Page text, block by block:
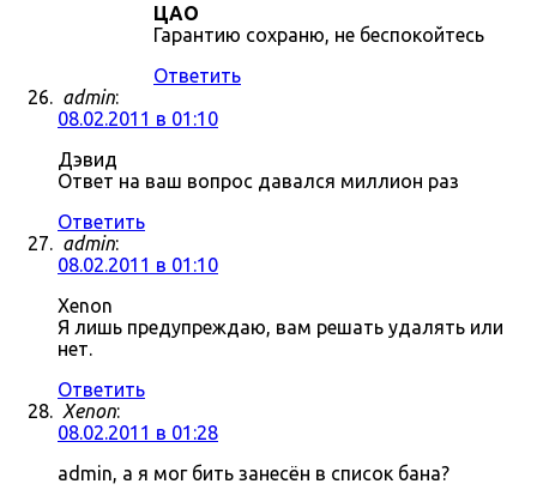
ЦАО
Гарантию сохраню, не беспокойтесь
Ответить
admin:
08.02.2011 в 01:10
Дэвид
Ответ на ваш вопрос давался миллион раз
Ответить
admin:
08.02.2011 в 01:10
Xenon
Я лишь предупреждаю, вам решать удалять или
нет.
Ответить
Xenon:
08.02.2011 в 01:28
admin, а я мог бить занесён в список бана?